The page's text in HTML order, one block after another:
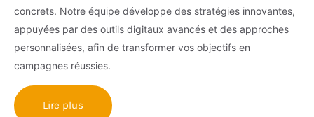
concrets. Notre équipe développe des stratégies innovantes,
appuyées par des outils digitaux avancés et des approches
personnalisées, afin de transformer vos objectifs en
campagnes réussies.
Lire plus